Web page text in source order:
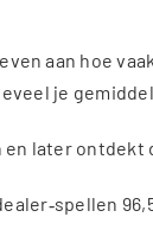
aan hoe
je
later